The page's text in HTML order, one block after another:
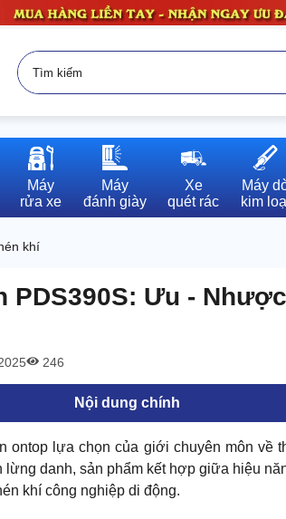
Máy
rửa xe
Máy
đánh giày
Xe
quét rác
Máy
kim
khí
PDS390S: Ưu -
246
Nội dung chính
ontop lựa chọn của giới chuyên môn về
lừng danh, sản phẩm kết hợp giữa hiệu
khí công nghiệp di động.